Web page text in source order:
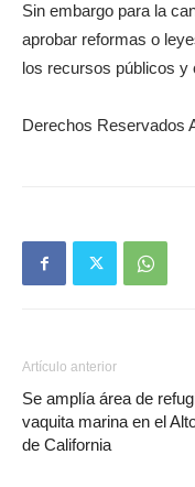
Sin embargo para la
aprobar reformas o
los recursos públicos y
Derechos Reservados
Artículo anterior
Se amplía área de
vaquita marina en el
de California